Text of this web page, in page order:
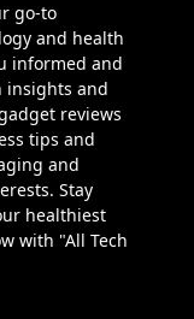
go-to
and health
informed and
insights and
reviews
tips and
and
Stay
healthiest
with "All Tech